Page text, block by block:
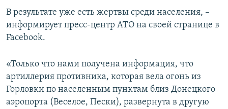
ПРОПАВШИЕ БЕЗ ВЕСТИ
ПОБЕДИТЕЛЕЙ НЕ СУДЯТ?
УКРАИНСКАЯ ПРОБЛЕМА КРЫМА
Qırımtatar
ПРИСОЕДИНЯЙТЕСЬ!
Все сайты RFE/RL
В результате уже есть жертвы среди населения, –
информирует пресс-центр АТО на своей странице в
Facebook.
«Только что нами получена информация, что
артиллерия противника, которая вела огонь из
Горловки по населенным пунктам близ Донецкого
аэропорта (Веселое, Пески), развернута в другую